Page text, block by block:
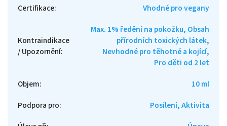
Certifikace: Vhodné pro vegany
Kontraindikace
/ Upozornění:
Max. 1% ředění na pokožku, Obsah
přírodních toxických látek,
Nevhodné pro těhotné a kojící,
Pro děti od 2 let
Objem:
10 ml
Podpora pro:
Posílení, Aktivita